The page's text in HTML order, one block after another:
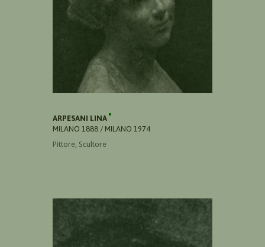
ARPESANI LINA
MILANO 1888 / MILANO 1974
Pittore, Scultore